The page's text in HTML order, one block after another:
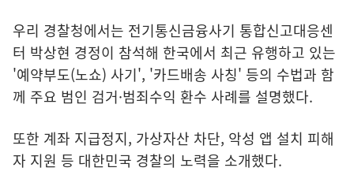
우리 경찰청에서는 전기통신금융사기 통합신고대응센
터 박상현 경정이 참석해 한국에서 최근 유행하고 있는
'예약부도(노쇼) 사기', '카드배송 사칭' 등의 수법과 함
께 주요 범인 검거·범죄수익 환수 사례를 설명했다.
또한 계좌 지급정지, 가상자산 차단, 악성 앱 설치 피해
자 지원 등 대한민국 경찰의 노력을 소개했다.